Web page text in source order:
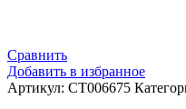
Сравнить
Добавить в избранное
Артикул: СТ006675